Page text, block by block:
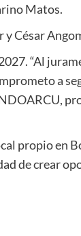
Matos.
César
“Al
a
propio en
de crear